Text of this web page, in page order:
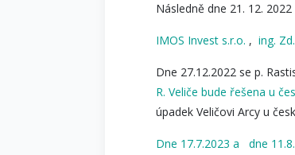
Následně dne 21. 12.
IMOS Invest s.r.o. , ing.
Dne 27.12.2022 se p.
R. Veliče bude řešena u
úpadek Veličovi Arcy u
Dne 17.7.2023 a dne